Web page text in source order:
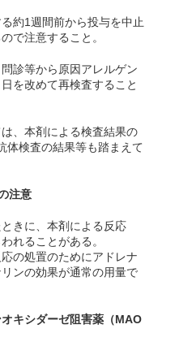
約1週間前から投与を中止
で注意すること。
診等から原因アレルゲン
を改めて再検査すること
、本剤による検査結果の
体検査の結果等も踏まえて
注意
きに、本剤による反応
れることがある。
の処置のためにアドレナ
ンの効果が通常の用量で
キシダーゼ阻害薬（MAO